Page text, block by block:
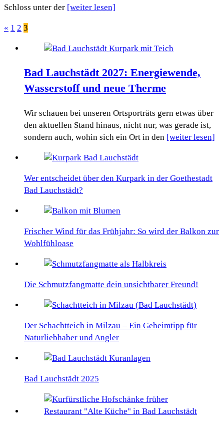
Schloss unter der [weiter lesen]
Seitennummerierung
der
« 1 2 3
Bad Lauchstädt 2027: Energiewende,
Wasserstoff und neue Therme
Wir schauen bei unseren Ortsporträts gern etwas über
den aktuellen Stand hinaus, nicht nur, was gerade ist,
sondern auch, wohin sich ein Ort in den [weiter lesen]
Wer entscheidet über den Kurpark in der Goethestadt
Bad Lauchstädt?
Frischer Wind für das Frühjahr: So wird der Balkon zur
Wohlfühloase
Die Schmutzfangmatte dein unsichtbarer Freund!
Der Schachtteich in Milzau – Ein Geheimtipp für
Naturliebhaber und Angler
Bad Lauchstädt 2025